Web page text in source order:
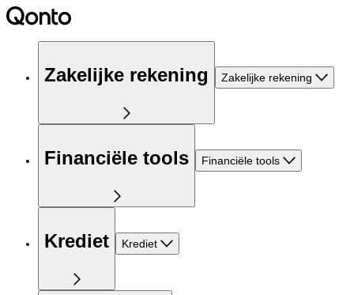
Zakelijke rekening Zakelijke rekening
Financiële tools Financiële tools
Krediet Krediet